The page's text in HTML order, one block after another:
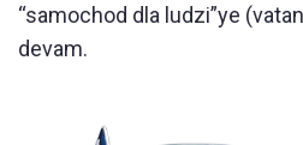
“samochod dla ludzi”ye
devam.